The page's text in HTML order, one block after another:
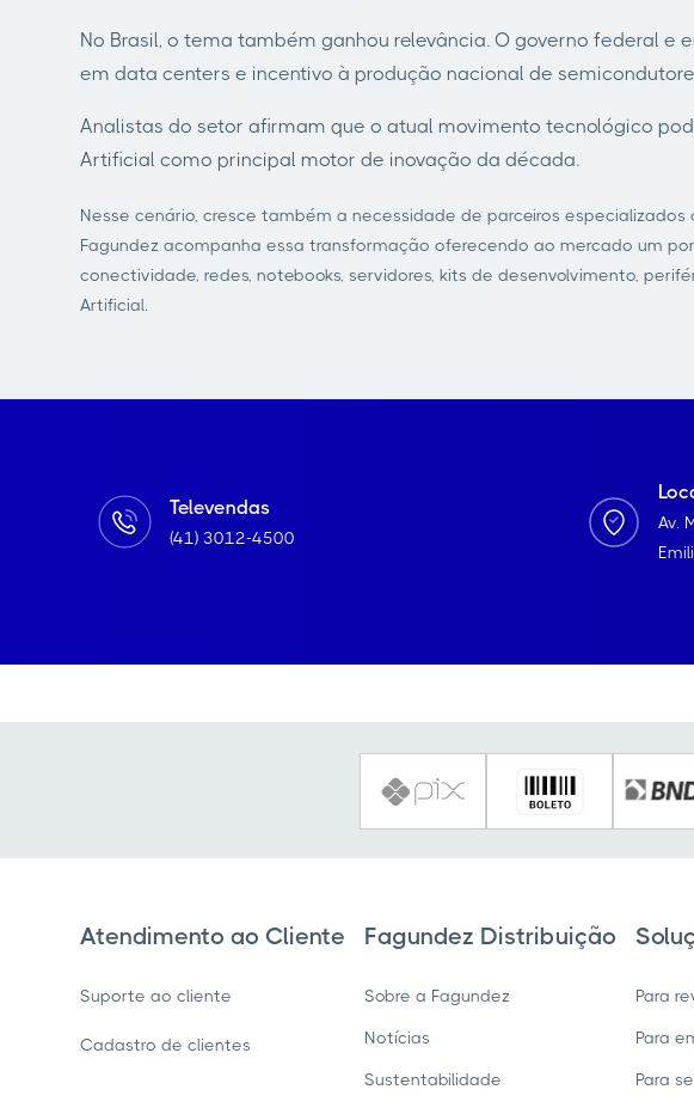
No Brasil, o tema também ganhou relevância. O governo federal
em data centers e incentivo à produção nacional de
Analistas do setor afirmam que o atual movimento tecnológico
Artificial como principal motor de inovação da década.
Nesse cenário, cresce também a necessidade de parceiros
Fagundez acompanha essa transformação oferecendo ao mercado um
conectividade, redes, notebooks, servidores, kits de desenvolvimento,
Artificial.
Televendas
(41) 3012-4500
Av.
Atendimento ao Cliente
Suporte ao cliente
Cadastro de clientes
Fagundez Distribuição
Sobre a Fagundez
Notícias
Sustentabilidade
Para
Para
Para